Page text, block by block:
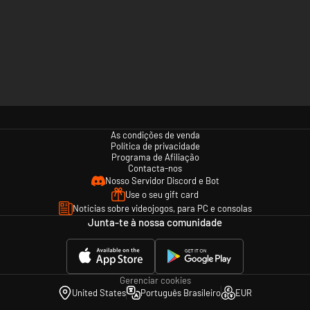
As condições de venda
Política de privacidade
Programa de Afiliação
Contacta-nos
Nosso Servidor Discord e Bot
Use o seu gift card
Notícias sobre videojogos, para PC e consolas
Junta-te à nossa comunidade
Gerenciar cookies
United States
Português Brasileiro EUR